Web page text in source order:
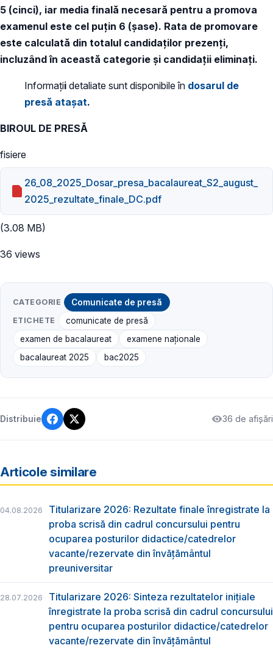
5 (cinci), iar media finală necesară pentru a promova
examenul este cel puțin 6 (șase). Rata de promovare
este calculată din totalul candidaţilor prezenţi,
incluzând în această categorie şi candidaţii eliminaţi.
Informații detaliate sunt disponibile în dosarul de
presă atașat.
BIROUL DE PRESĂ
fisiere
26_08_2025_Dosar_presa_bacalaureat_S2_august_
2025_rezultate_finale_DC.pdf
(3.08 MB)
36 views
CATEGORIE Comunicate de presă
ETICHETE
comunicate de presă
examen de bacalaureat
examene naţionale
bacalaureat 2025
bac2025
Distribuie 36 de afișări
Articole similare
04.08.2026
Titularizare 2026: Rezultate finale înregistrate la
proba scrisă din cadrul concursului pentru
ocuparea posturilor didactice/catedrelor
vacante/rezervate din învăţământul
preuniversitar
28.07.2026
Titularizare 2026: Sinteza rezultatelor inițiale
înregistrate la proba scrisă din cadrul concursului
pentru ocuparea posturilor didactice/catedrelor
vacante/rezervate din învăţământul